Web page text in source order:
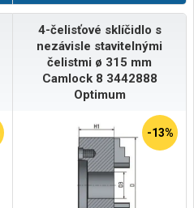
4-čelisťové sklíčidlo s
nezávisle stavitelnými
čelistmi ø 315 mm
Camlock 8 3442888
Optimum
-13%